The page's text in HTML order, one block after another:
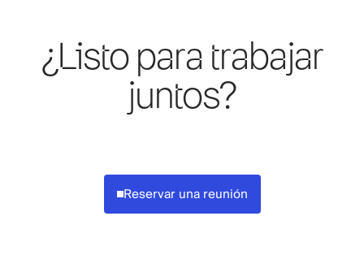
¿Listo para trabajar
juntos?
Reservar una reunión